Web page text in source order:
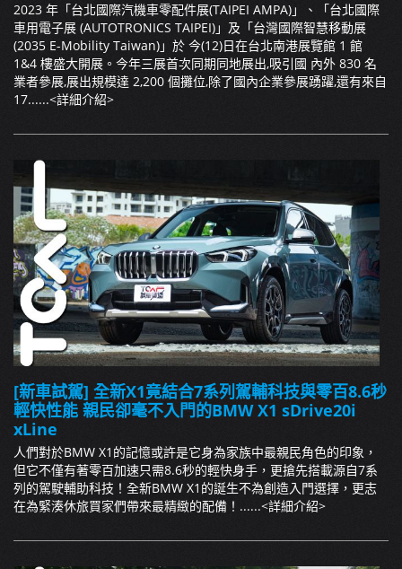
2023 年「台北國際汽機車零配件展(TAIPEI AMPA)」、「台北國際
車用電子展 (AUTOTRONICS TAIPEI)」及「台灣國際智慧移動展
(2035 E-Mobility Taiwan)」於 今(12)日在台北南港展覽館 1 館
1&4 樓盛大開展。今年三展首次同期同地展出,吸引國 內外 830 名
業者參展,展出規模達 2,200 個攤位,除了國內企業參展踴躍,還有來自
17......<詳細介紹>
[新車試駕] 全新X1竟結合7系列駕輔科技與零百8.6秒
輕快性能 親民卻毫不入門的BMW X1 sDrive20i
xLine
人們對於BMW X1的記憶或許是它身為家族中最親民角色的印象，
但它不僅有著零百加速只需8.6秒的輕快身手，更搶先搭載源自7系
列的駕駛輔助科技！全新BMW X1的誕生不為創造入門選擇，更志
在為緊湊休旅買家們帶來最精緻的配備！......<詳細介紹>